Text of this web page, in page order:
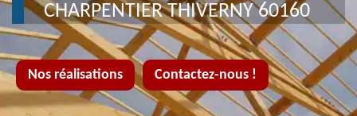
Nos réalisations Contactez-nous !
CHARPENTIER THIVERNY 60160